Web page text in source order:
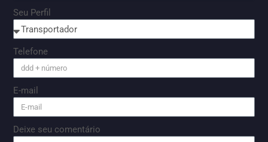
Seu Perfil
Telefone
E-mail
Deixe seu comentário